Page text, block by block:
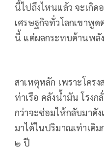
นี้ไปถึงไหนแล้ว จะเกิด
เศรษฐกิจทั่วโลกเขาพู
นี้ แต่ผลกระทบด้านพลั
สาเหตุหลัก เพราะโคร
ท่าเรือ คลังน้ำมัน โรง
กว่าจะซ่อมให้กลับมาดั
มาได้ในปริมาณเท่าเดิม
๒ ปี